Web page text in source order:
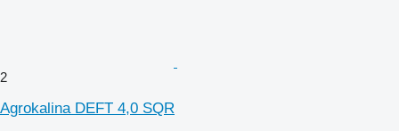
2
Agrokalina DEFT 4,0 SQR